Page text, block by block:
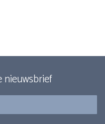
nieuwsbrief